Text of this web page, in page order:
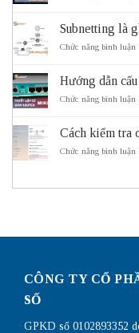
Subnetting là
Chức năng bình luận
Hướng dẫn
Chức năng bình luận
Cách kiểm tra
Chức năng bình luận
CÔNG TY CỔ
SỐ
GPKD số 0102893352